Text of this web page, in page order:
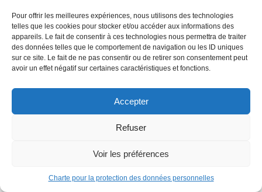
Pour offrir les meilleures expériences, nous utilisons des technologies
telles que les cookies pour stocker et/ou accéder aux informations des
appareils. Le fait de consentir à ces technologies nous permettra de traiter
des données telles que le comportement de navigation ou les ID uniques
sur ce site. Le fait de ne pas consentir ou de retirer son consentement peut
avoir un effet négatif sur certaines caractéristiques et fonctions.
Accepter
Refuser
Voir les préférences
Charte pour la protection des données personnelles
Deadly Classaussi. On a eu des bribes d’infos et puis plus
rien on ne sait pas où cela en est. Merci pour vos retours.
TUC : Bonjour ! Alors, on vient de vérifier et si certains titres
ne sont effectivement plus en stock, il en reste plusieurs
centaines en librairies. Voici un lien qui vous sera utile :
https://www.librairiesindependantes.com/
, ça arrive, ou plutôt ça revient, en
publication des Invisibles, le magnum opus de Grant